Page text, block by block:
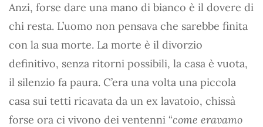
Anzi, forse dare una mano di bianco è il dovere di
chi resta. L’uomo non pensava che sarebbe finita
con la sua morte. La morte è il divorzio
definitivo, senza ritorni possibili, la casa è vuota,
il silenzio fa paura. C’era una volta una piccola
casa sui tetti ricavata da un ex lavatoio, chissà
forse ora ci vivono dei ventenni “come eravamo